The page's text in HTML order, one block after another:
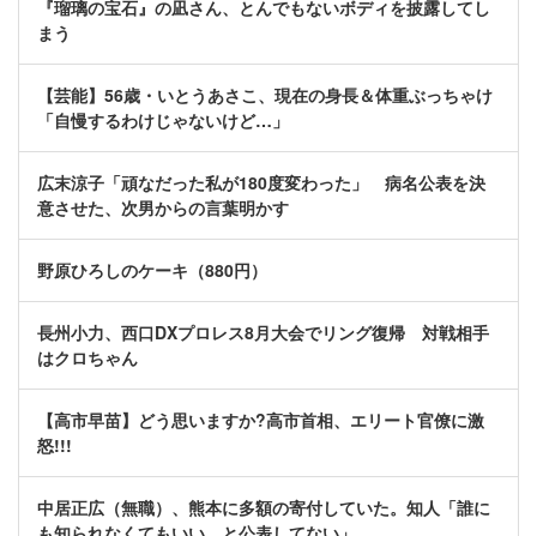
『瑠璃の宝石』の凪さん、とんでもないボディを披露してし
まう
【芸能】56歳・いとうあさこ、現在の身長＆体重ぶっちゃけ
「自慢するわけじゃないけど…」
広末涼子「頑なだった私が180度変わった」 病名公表を決
意させた、次男からの言葉明かす
野原ひろしのケーキ（880円）
長州小力、西口DXプロレス8月大会でリング復帰 対戦相手
はクロちゃん
【高市早苗】どう思いますか?高市首相、エリート官僚に激
怒!!!
中居正広（無職）、熊本に多額の寄付していた。知人「誰に